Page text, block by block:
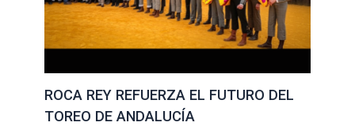
ROCA REY REFUERZA EL FUTURO DEL
TOREO DE ANDALUCÍA